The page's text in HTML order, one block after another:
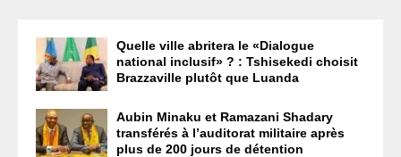
Quelle ville abritera le «Dialogue
national inclusif» ? : Tshisekedi choisit
Brazzaville plutôt que Luanda
Aubin Minaku et Ramazani Shadary
transférés à l’auditorat militaire après
plus de 200 jours de détention